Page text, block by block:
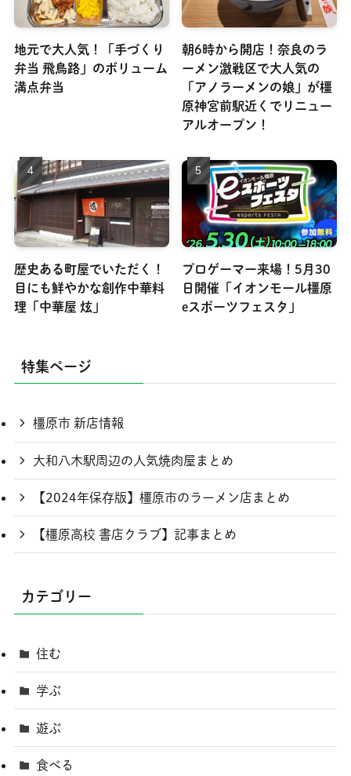
地元で大人気！「手づくり
弁当 飛鳥路」のボリューム
満点弁当
朝6時から開店！奈良のラ
ーメン激戦区で大人気の
「アノラーメンの娘」が橿
原神宮前駅近くでリニュー
アルオープン！
歴史ある町屋でいただく！
目にも鮮やかな創作中華料
理「中華屋 炫」
プロゲーマー来場！5月30
日開催「イオンモール橿原
eスポーツフェスタ」
特集ページ
橿原市 新店情報
大和八木駅周辺の人気焼肉屋まとめ
【2024年保存版】橿原市のラーメン店まとめ
【橿原高校 書店クラブ】記事まとめ
カテゴリー
住む
学ぶ
遊ぶ
食べる